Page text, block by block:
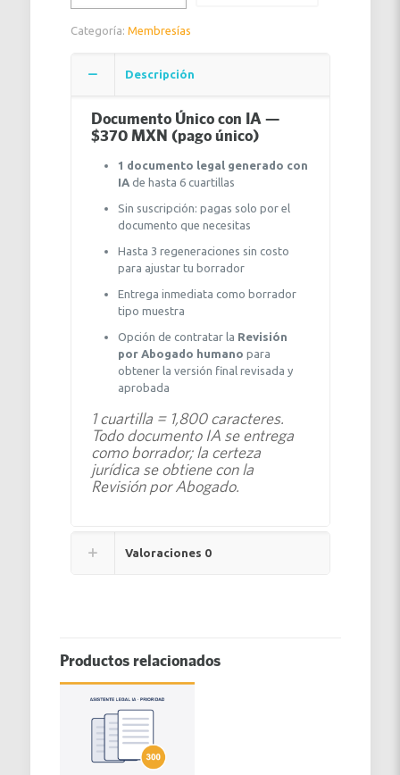
cantidad
Categoría: Membresías
Descripción
Documento Único con IA —
$370 MXN (pago único)
1 documento legal generado con
IAde hasta 6 cuartillas
Sin suscripción: pagas solo por el
documento que necesitas
Hasta 3 regeneraciones sin costo
para ajustar tu borrador
Entrega inmediata como borrador
tipo muestra
Opción de contratar la Revisión
por Abogado humano para
obtener la versión final revisada y
aprobada
1 cuartilla = 1,800 caracteres.
Todo documento IA se entrega
como borrador; la certeza
jurídica se obtiene con la
Revisión por Abogado.
Valoraciones 0
Productos relacionados